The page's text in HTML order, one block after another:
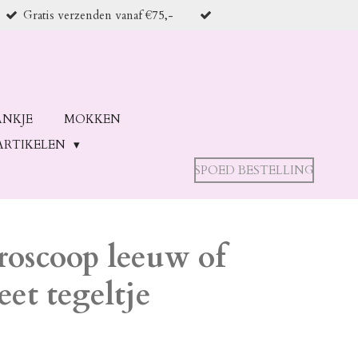
Gratis verzenden vanaf €75,-
MOKKEN
SPOED BESTELLING
leeuw of
tegeltje